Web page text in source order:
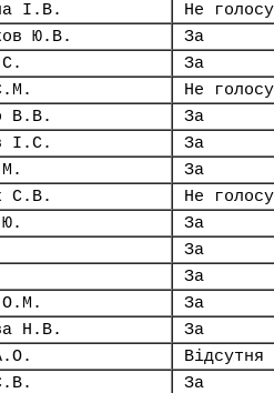
І.В.
Не
Ю.В.
За
За
Не
В.В.
За
І.С.
За
За
С.В.
Не
За
За
За
О.М.
За
Н.В.
За
Відсутня
За